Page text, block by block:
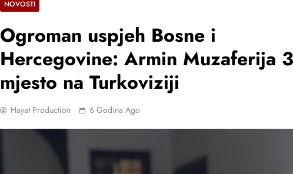
NOVOSTI
Ogroman uspjeh Bosne i
Hercegovine: Armin Muzaferija
mjesto na Turkoviziji
Hayat Production 6 Godina Ago